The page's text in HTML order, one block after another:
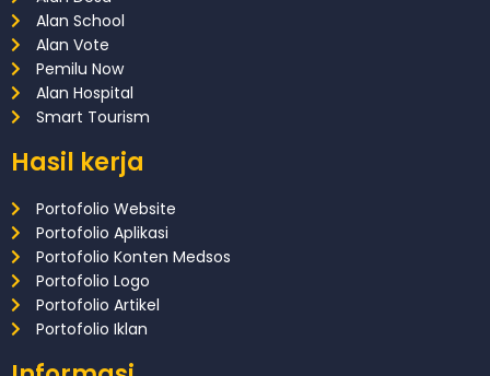
Alan School
Alan Vote
Pemilu Now
Alan Hospital
Smart Tourism
Hasil kerja
Portofolio Website
Portofolio Aplikasi
Portofolio Konten Medsos
Portofolio Logo
Portofolio Artikel
Portofolio Iklan